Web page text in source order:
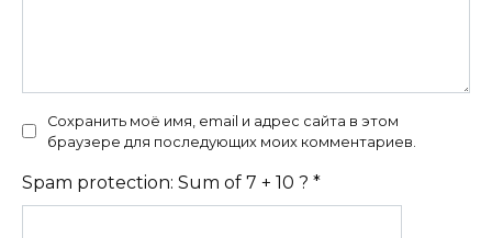
Сохранить моё имя, email и адрес сайта в этом
браузере для последующих моих комментариев.
Spam protection: Sum of 7 + 10 ? *